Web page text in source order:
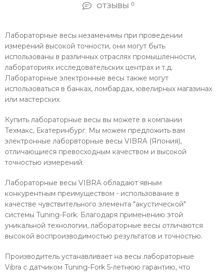
ОТЗЫВЫ 0
Лабораторные весы незаменимы при проведении
измерений высокой точности, они могут быть
использованы в различных отраслях промышленности,
лабораториях исследовательских центрах и т.д.
Лабораторные электронные весы также могут
использоваться в банках, ломбардах, ювелирных магазинах
или мастерских.
Купить лабораторные весы вы можете в компании
Техмакс, Екатеринбург. Мы можем предложить вам
электронные лаборвторные весы VIBRA (Япония),
отличающиеся превосходным качеством и высокой
точностью измерений.
Лабораторные весы VIBRA обладают явным
конкурентным преимуществом - использование в
качестве чувствительного элемента "акустической"
системы Tuning-Fork. Благодаря применению этой
уникальной технологии, лабораторные весы отличаются
высокой воспроизводимостью результатов и точностью.
Производитель устанавливает на весы лабораторные
Vibra с датчиком Tuning-Fork 5-летнюю гарантию, что